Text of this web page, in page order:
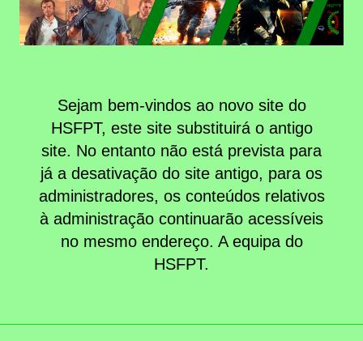
Site
Sejam bem-vindos ao novo site do
HSFPT, este site substituirá o antigo
site. No entanto não está prevista para
já a desativação do site antigo, para os
administradores, os conteúdos relativos
à administração continuarão acessíveis
no mesmo endereço. A equipa do
HSFPT.